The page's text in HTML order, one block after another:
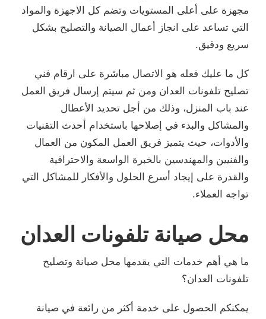
مجهزة على أعلى المستويات وتضم كل الاجهزة والمواد
التي تساعد على انجاز أعمال الصيانة والتصليح بشكل
سريع ودقيق.
كل ما عليك فعله هو الاتصال مباشرة على ارقام فني
تصليح تلفونات العدان ومن ثم سيتم إرسال فريق العمل
عند باب المنزل، وذلك من أجل تحديد الأعطال
والمشاكل والبدء في إصلاحها باستخدام أحدث التقنيات
والأدوات، حيث يتميز فريق العمل المكون من العمال
والفنيين والمهندسين بالخبرة الواسعة والاحترافية
والقدرة على إيجاد أسرع الحلول والأفكار للمشاكل التي
تواجه العملاء.
محل صيانة تلفونات العدان
ما هي أهم خدمات التي يقدمها محل صيانة وتصليح
تلفونات العدان؟
يمكنكم الحصول على خدمة أكثر من رائعة في صيانة